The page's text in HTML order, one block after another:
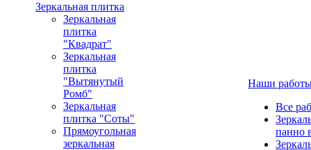
Зеркальная плитка
Зеркальная
плитка
"Квадрат"
Зеркальная
плитка
"Вытянутый
Ромб"
Зеркальная
плитка "Соты"
Прямоугольная
зеркальная
Наши
Все
панно